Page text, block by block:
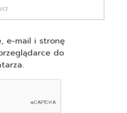
e-mail i stronę
do